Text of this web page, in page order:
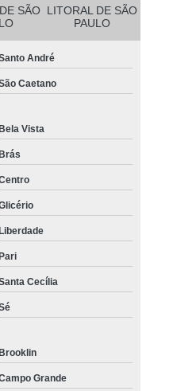
SÃO LITORAL DE SÃO
PAULO
André
Caetano
Vista
Cecília
Grande